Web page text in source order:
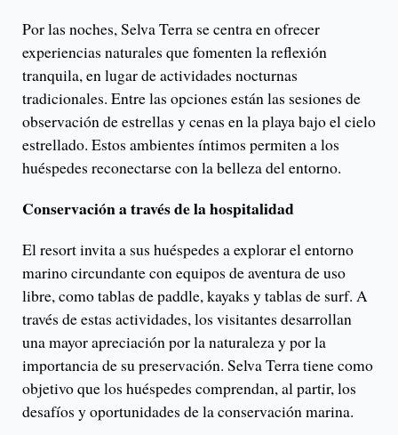
Por las noches, Selva Terra se centra en ofrecer
experiencias naturales que fomenten la reflexión
tranquila, en lugar de actividades nocturnas
tradicionales. Entre las opciones están las sesiones de
observación de estrellas y cenas en la playa bajo el cielo
estrellado. Estos ambientes íntimos permiten a los
huéspedes reconectarse con la belleza del entorno.
Conservación a través de la hospitalidad
El resort invita a sus huéspedes a explorar el entorno
marino circundante con equipos de aventura de uso
libre, como tablas de paddle, kayaks y tablas de surf. A
través de estas actividades, los visitantes desarrollan
una mayor apreciación por la naturaleza y por la
importancia de su preservación. Selva Terra tiene como
objetivo que los huéspedes comprendan, al partir, los
desafíos y oportunidades de la conservación marina.